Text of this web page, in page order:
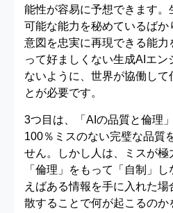
能性が容易に予想できます
可能な能力を秘めているば
意図を忠実に再現できる能力
って好ましくない生成AIエン
ないように、世界が協働して
とが必要です。
3つ目は、「AIの品質と倫理
100％ミスのない完璧な品質
せん。しかし人は、ミスが極
「倫理」をもって「自制」
えばある情報を手に入れた
散することで何が起こるの